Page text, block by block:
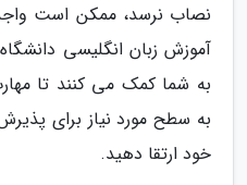
نصاب نرسد، ممکن است
آموزش زبان انگلیسی
به شما کمک می کنند تا
به سطح مورد نیاز برای
خود ارتقا دهید.